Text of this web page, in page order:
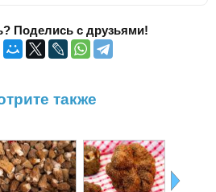
Поделись с друзьями!
также